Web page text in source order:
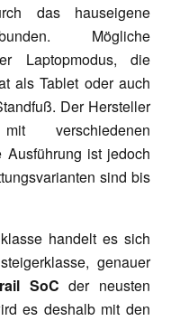
das hauseigene
Mögliche
Laptopmodus, die
als Tablet oder auch
Der Hersteller
verschiedenen
Ausführung ist jedoch
sind bis
handelt es sich
genauer
SoC der neusten
es deshalb mit den